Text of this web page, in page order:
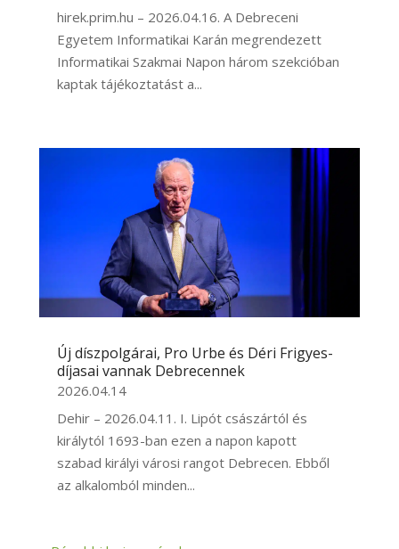
hirek.prim.hu – 2026.04.16. A Debreceni
Egyetem Informatikai Karán megrendezett
Informatikai Szakmai Napon három szekcióban
kaptak tájékoztatást a...
Új díszpolgárai, Pro Urbe és Déri Frigyes-
díjasai vannak Debrecennek
2026.04.14
Dehir – 2026.04.11. I. Lipót császártól és
királytól 1693-ban ezen a napon kapott
szabad királyi városi rangot Debrecen. Ebből
az alkalomból minden...